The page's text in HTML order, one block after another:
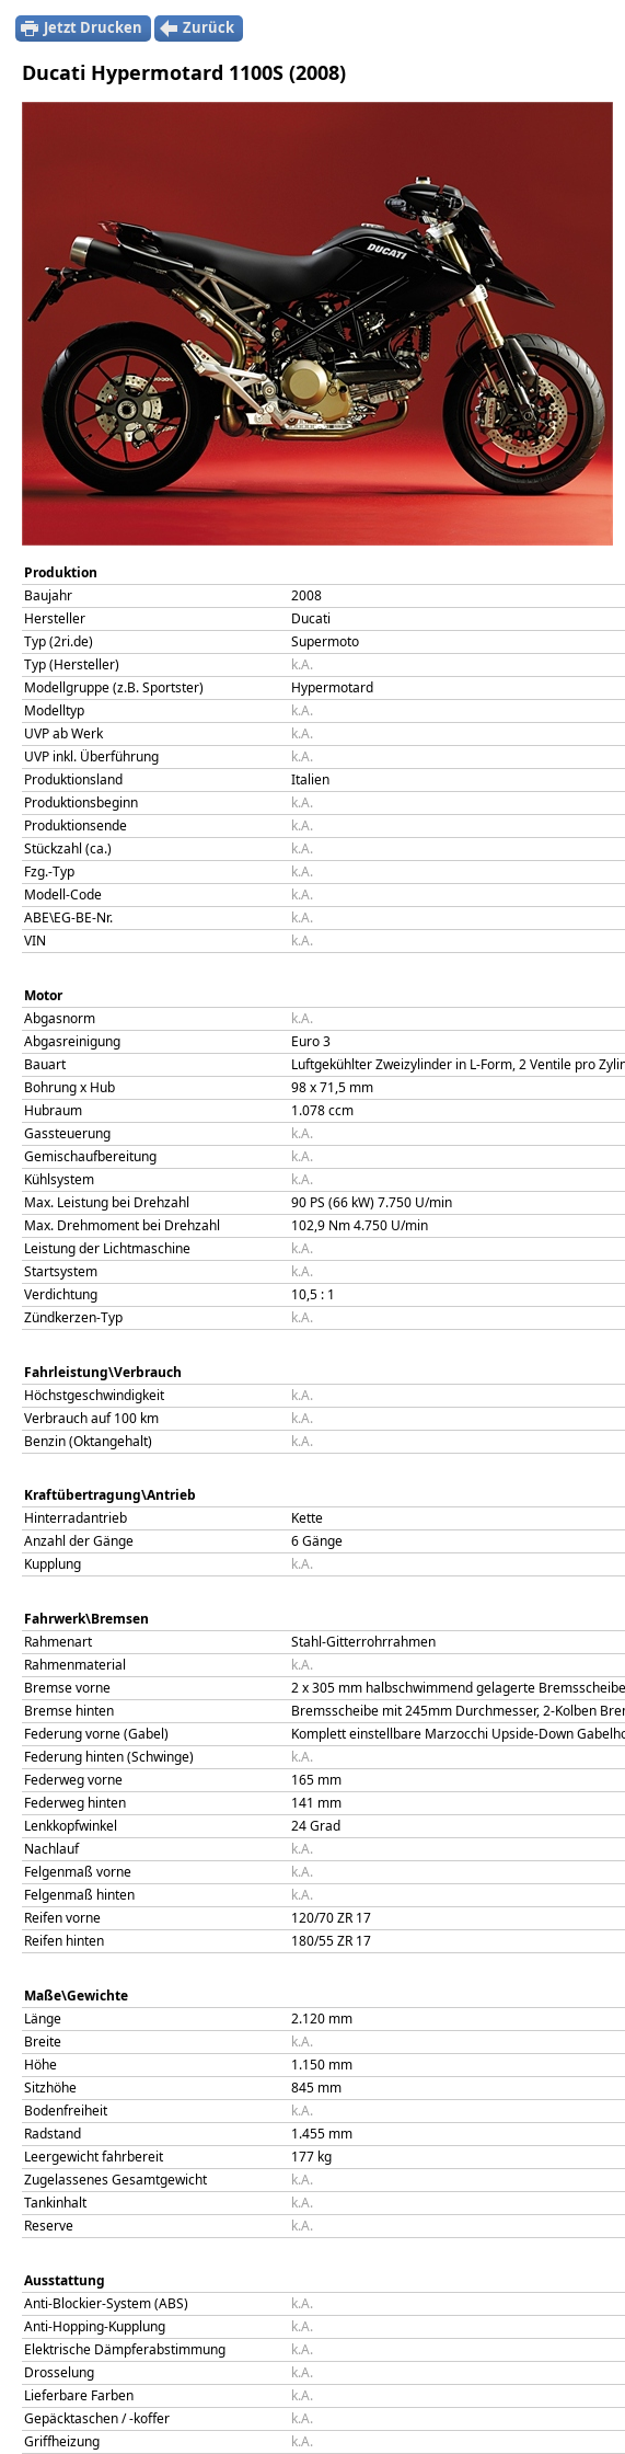
Jetzt Drucken Zurück
Ducati Hypermotard 1100S (2008)
Produktion
Baujahr
2008
Hersteller
Ducati
Typ (2ri.de)
Supermoto
Typ (Hersteller)
k.A.
Modellgruppe (z.B. Sportster)
Hypermotard
Modelltyp
k.A.
UVP ab Werk
k.A.
UVP inkl. Überführung
k.A.
Produktionsland
Italien
Produktionsbeginn
k.A.
Produktionsende
k.A.
Stückzahl (ca.)
k.A.
Fzg.-Typ
k.A.
Modell-Code
k.A.
ABE\EG-BE-Nr.
k.A.
VIN
k.A.
Motor
Abgasnorm
k.A.
Abgasreinigung
Euro 3
Bauart
Luftgekühlter Zweizylinder in L-Form, 2 Ventile pro
Bohrung x Hub
98x71,5 mm
Hubraum
1.078ccm
Gassteuerung
k.A.
Gemischaufbereitung
k.A.
Kühlsystem
k.A.
Max. Leistung bei Drehzahl
90 PS (66 kW)7.750 U/min
Max. Drehmoment bei Drehzahl
102,9 Nm4.750 U/min
Leistung der Lichtmaschine
k.A.
Startsystem
k.A.
Verdichtung
10,5 : 1
Zündkerzen-Typ
k.A.
Fahrleistung\Verbrauch
Höchstgeschwindigkeit
k.A.
Verbrauch auf 100 km
k.A.
Benzin (Oktangehalt)
k.A.
Kraftübertragung\Antrieb
Hinterradantrieb
Kette
Anzahl der Gänge
6 Gänge
Kupplung
k.A.
Fahrwerk\Bremsen
Rahmenart
Stahl-Gitterrohrrahmen
Rahmenmaterial
k.A.
Bremse vorne
2 x 305 mm halbschwimmend gelagerte
Bremse hinten
Bremsscheibe mit 245mm Durchmesser, 2-Kolben
Federung vorne (Gabel)
Komplett einstellbare Marzocchi Upside-Down
Federung hinten (Schwinge)
k.A.
Federweg vorne
165 mm
Federweg hinten
141 mm
Lenkkopfwinkel
24Grad
Nachlauf
k.A.
Felgenmaß vorne
k.A.
Felgenmaß hinten
k.A.
Reifen vorne
120/70 ZR 17
Reifen hinten
180/55 ZR 17
Maße\Gewichte
Länge
2.120 mm
Breite
k.A.
Höhe
1.150 mm
Sitzhöhe
845 mm
Bodenfreiheit
k.A.
Radstand
1.455 mm
Leergewicht fahrbereit
177 kg
Zugelassenes Gesamtgewicht
k.A.
Tankinhalt
k.A.
Reserve
k.A.
Ausstattung
Anti-Blockier-System (ABS)
k.A.
Anti-Hopping-Kupplung
k.A.
Elektrische Dämpferabstimmung
k.A.
Drosselung
k.A.
Lieferbare Farben
k.A.
Gepäcktaschen / -koffer
k.A.
Griffheizung
k.A.